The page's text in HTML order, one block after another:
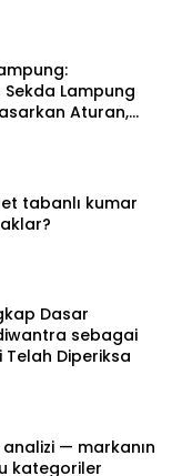
Lampung
Aturan,
tabanlı kumar
Dasar
sebagai
Telah Diperiksa
— markanın
kategoriler